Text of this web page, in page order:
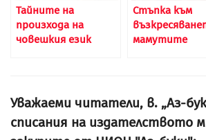
Тайните на
произхода на
човешкия език
Стъпка към
мамутите
Уважаеми читатели, в. „Аз-
списания на издателството